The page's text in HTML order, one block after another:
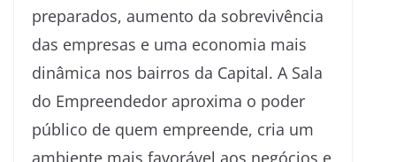
preparados, aumento da sobrevivência
das empresas e uma economia mais
dinâmica nos bairros da Capital. A Sala
do Empreendedor aproxima o poder
público de quem empreende, cria um